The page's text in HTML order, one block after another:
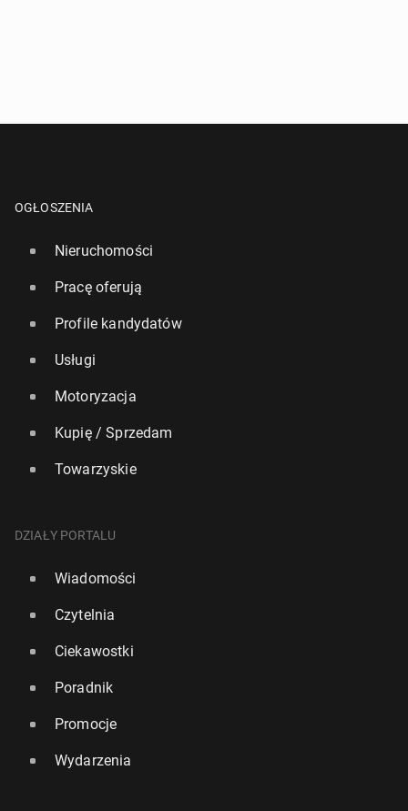
OGŁOSZENIA
Nieruchomości
Pracę oferują
Profile kandydatów
Usługi
Motoryzacja
Kupię / Sprzedam
Towarzyskie
DZIAŁY PORTALU
Wiadomości
Czytelnia
Ciekawostki
Poradnik
Promocje
Wydarzenia